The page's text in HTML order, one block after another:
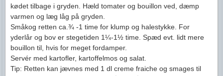
kødet tilbage i gryden. Hæld tomater og bouillon ved, dæmp
varmen og læg låg på gryden.
Småkog retten ca.¾ -1 time for klump og halestykke. For
yderlår og bov er stegetiden 1¼-1½ time. Spæd evt. lidt mere
bouillon til, hvis for meget fordamper.
Servér med kartofler, kartoffelmos og salat.
Tip: Retten kan jævnes med 1 dl creme fraiche og smages til